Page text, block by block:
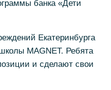
банка «Дети
Екатеринбурга
MAGNET. Ребята
и сделают свои